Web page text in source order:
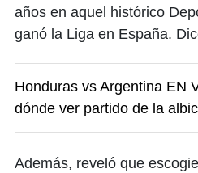
años en aquel histórico
ganó la Liga en España.
Honduras vs Argentina EN
dónde ver partido de la
Además, reveló que